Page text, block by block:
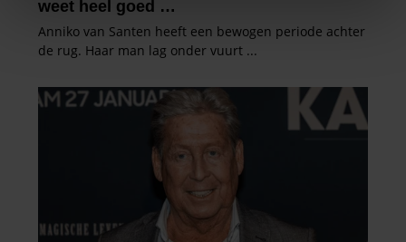
We gebruiken cookies om content en advertenties te
personaliseren, om functies voor social media te bieden
informatie over uw gebruik van onze site met onze
partners voor social media, adverteren en analyse. Deze
informatie die u aan ze heeft verstrekt of die ze hebben
verzameld op basis van uw gebruik van hun services. U
gaat akkoord met onze cookies als u onze website blijft
gebruiken.